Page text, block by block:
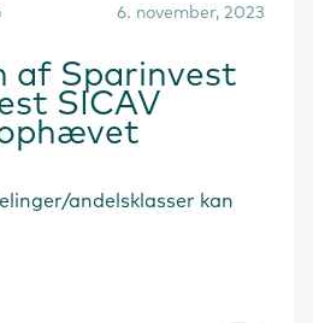
6. november, 2023
af Sparinvest
SICAV
andelsklasser kan